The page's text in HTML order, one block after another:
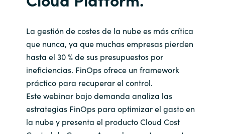
La gestión de costes de la nube es más crítica
que nunca, ya que muchas empresas pierden
hasta el 30 % de sus presupuestos por
ineficiencias. FinOps ofrece un framework
práctico para recuperar el control.
Este webinar bajo demanda analiza las
estrategias FinOps para optimizar el gasto en
la nube y presenta el producto Cloud Cost